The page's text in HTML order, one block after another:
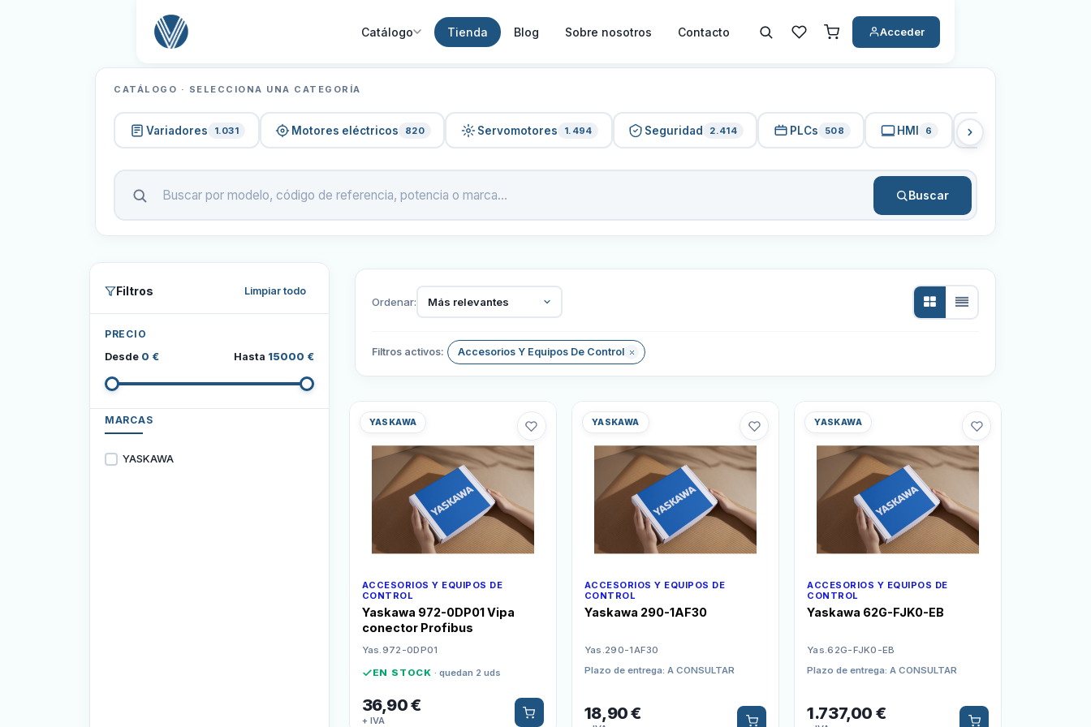
Catálogo Tienda Blog Sobre nosotros Contacto Acceder
CATÁLOGO · SELECCIONA UNA CATEGORÍA
Variadores 1.031 Motores eléctricos 820 Servomotores 1.494 Seguridad 2.414 PLCs 508 HMI 6
Buscar
Filtros Limpiar todo
PRECIO
Desde 0 € Hasta 15000 €
MARCAS
YASKAWA
Ordenar: Más relevantes
Filtros activos: Accesorios Y Equipos De Control
YASKAWA
ACCESORIOS Y EQUIPOS DE
CONTROL
Yaskawa 972-0DP01 Vipa
conector Profibus
Yas.972-0DP01
EN STOCK · quedan 2 uds
36,90€
+ IVA
YASKAWA
ACCESORIOS Y EQUIPOS DE
CONTROL
Yaskawa 290-1AF30
Yas.290-1AF30
Plazo de entrega: A CONSULTAR
18,90€
YASKAWA
ACCESORIOS Y EQUIPOS DE
CONTROL
Yaskawa 62G-FJK0-EB
Yas.62G-FJK0-EB
Plazo de entrega: A CONSULTAR
1.737,00 €